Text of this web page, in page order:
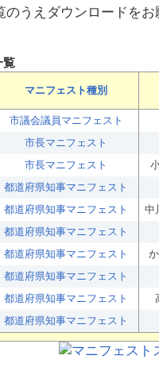
のうえダウンロードをお
覧
マニフェスト種別
市議会議員マニフェスト
市長マニフェスト
市長マニフェスト
都道府県知事マニフェスト
都道府県知事マニフェスト 中
都道府県知事マニフェスト
都道府県知事マニフェスト
都道府県知事マニフェスト
都道府県知事マニフェスト
都道府県知事マニフェスト